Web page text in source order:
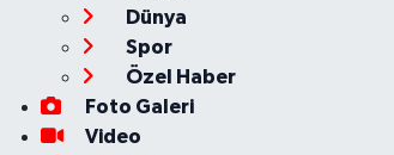
Dünya
Spor
Özel Haber
Foto Galeri
Video